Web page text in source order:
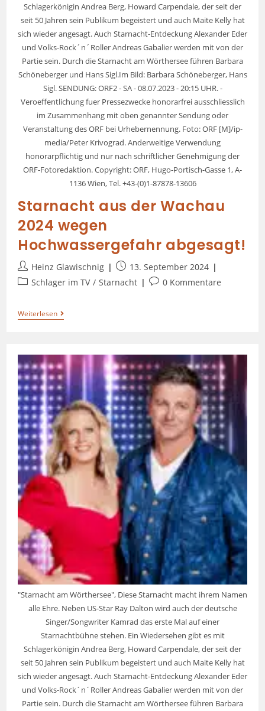
Schlagerkönigin Andrea Berg, Howard Carpendale, der seit der
seit 50 Jahren sein Publikum begeistert und auch Maite Kelly hat
sich wieder angesagt. Auch Starnacht-Entdeckung Alexander Eder
und Volks-Rock´n´Roller Andreas Gabalier werden mit von der
Partie sein. Durch die Starnacht am Wörthersee führen Barbara
Schöneberger und Hans Sigl.Im Bild: Barbara Schöneberger, Hans
Sigl. SENDUNG: ORF2 - SA - 08.07.2023 - 20:15 UHR. -
Veroeffentlichung fuer Pressezwecke honorarfrei ausschliesslich
im Zusammenhang mit oben genannter Sendung oder
Veranstaltung des ORF bei Urhebernennung. Foto: ORF [M]/ip-
media/Peter Krivograd. Anderweitige Verwendung
honorarpflichtig und nur nach schriftlicher Genehmigung der
ORF-Fotoredaktion. Copyright: ORF, Hugo-Portisch-Gasse 1, A-
1136 Wien, Tel. +43-(0)1-87878-13606
Starnacht aus der Wachau
2024 wegen
Hochwassergefahr abgesagt!
Heinz Glawischnig
13. September 2024
Schlager im TV / Starnacht 0 Kommentare
Weiterlesen
"Starnacht am Wörthersee", Diese Starnacht macht ihrem Namen
alle Ehre. Neben US-Star Ray Dalton wird auch der deutsche
Singer/Songwriter Kamrad das erste Mal auf einer
Starnachtbühne stehen. Ein Wiedersehen gibt es mit
Schlagerkönigin Andrea Berg, Howard Carpendale, der seit der
seit 50 Jahren sein Publikum begeistert und auch Maite Kelly hat
sich wieder angesagt. Auch Starnacht-Entdeckung Alexander Eder
und Volks-Rock´n´Roller Andreas Gabalier werden mit von der
Partie sein. Durch die Starnacht am Wörthersee führen Barbara